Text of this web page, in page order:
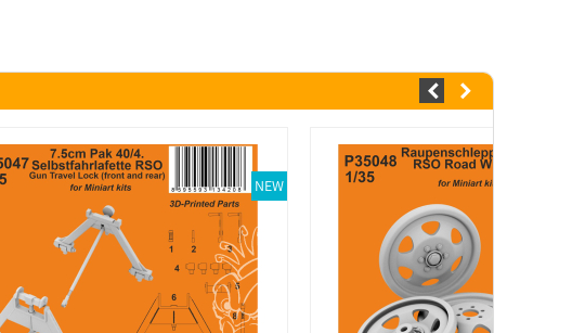
NEW